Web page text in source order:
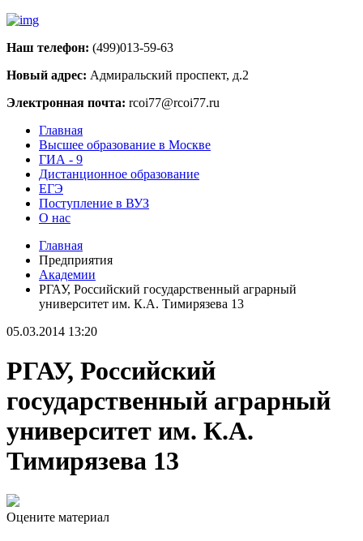
Наш телефон: (499)013-59-63
Новый адрес: Адмиральский проспект, д.2
Электронная почта: rcoi77@rcoi77.ru
Главная
Высшее образование в Москве
ГИА - 9
Дистанционное образование
ЕГЭ
Поступление в ВУЗ
О нас
Главная
Предприятия
Академии
РГАУ, Российский государственный аграрный
университет им. К.А. Тимирязева 13
05.03.2014 13:20
РГАУ, Российский
государственный аграрный
университет им. К.А.
Тимирязева 13
Оцените материал